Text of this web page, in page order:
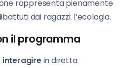
rappresenta pienamente
dai ragazzi: l’ecologia.
il programma
interagirein diretta